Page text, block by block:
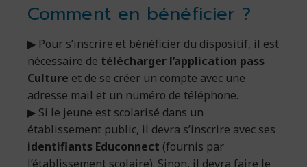
Comment en bénéficier ?
▶ Pour s’inscrire et bénéficier du dispositif, il est
nécessaire de télécharger l’application pass
Culture et de se créer un compte avec une
adresse mail et un numéro de téléphone.
▶ Si le jeune est scolarisé dans un
établissement public, il devra s’inscrire avec ses
identifiants Educonnect (fournis par
l’établissement scolaire). Sinon, il devra faire le